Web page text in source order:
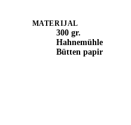
MATERIJAL
300 gr.
Hahnemühle
Bütten papir